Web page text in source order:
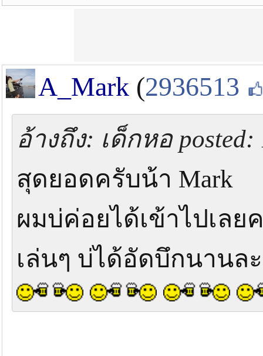
A_Mark (2936513
อ้างถึง: เด็กหอ
สุดยอดครับน้า Mark
ผมบ่ค่อยได้เข้าไปเล
เล่นๆ บ่ได้อัดบึกนานล